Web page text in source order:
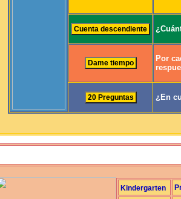
Por
¿En
Kindergarten